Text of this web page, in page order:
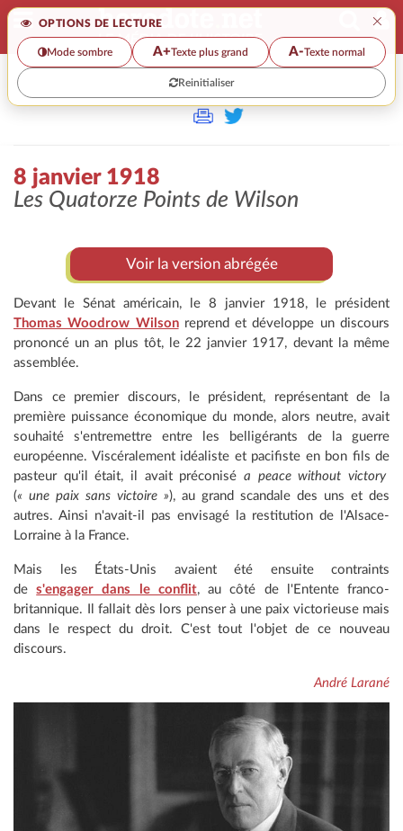
OPTIONS DE LECTURE ×
Mode sombre A+Texte plus grand A-Texte normal
Reinitialiser
>>
8 janvier 1918
Les Quatorze Points de Wilson
Voir la version abrégée
Devant le Sénat américain, le 8 janvier 1918, le président
Thomas Woodrow Wilsonreprend et développe un discours
prononcé un an plus tôt, le 22 janvier 1917, devant la même
assemblée.
Dans ce premier discours, le président, représentant de la
première puissance économique du monde, alors neutre, avait
souhaité s'entremettre entre les belligérants de la guerre
européenne. Viscéralement idéaliste et pacifiste en bon fils de
pasteur qu'il était, il avait préconisé a peace without victory
(« une paix sans victoire »), au grand scandale des uns et des
autres. Ainsi n'avait-il pas envisagé la restitution de l'Alsace-
Lorraine à la France.
Mais les États-Unis avaient été ensuite contraints
des'engager dans le conflit, au côté de l'Entente franco-
britannique. Il fallait dès lors penser à une paix victorieuse mais
dans le respect du droit. C'est tout l'objet de ce nouveau
discours.
André Larané